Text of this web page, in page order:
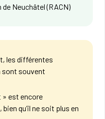
Neuchâtel (RACN)
les différentes
sont souvent
» est encore
qu’il ne soit plus en